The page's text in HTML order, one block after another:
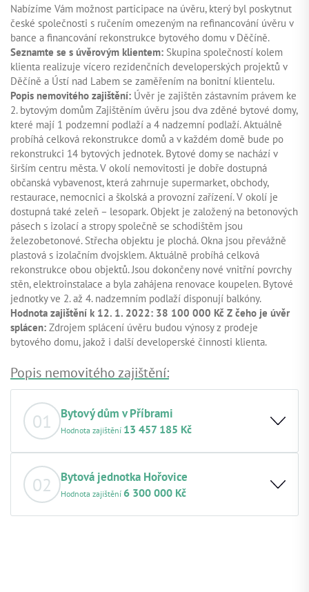
Nabízíme Vám možnost participace na úvěru, který byl poskytnut
české společnosti s ručením omezeným na refinancování úvěru v
bance a financování rekonstrukce bytového domu v Děčíně.
Seznamte se s úvěrovým klientem: Skupina společností kolem
klienta realizuje vícero rezidenčních developerských projektů v
Děčíně a Ústí nad Labem se zaměřením na bonitní klientelu.
Popis nemovitého zajištění: Úvěr je zajištěn zástavním právem ke
2. bytovým domům Zajištěním úvěru jsou dva zděné bytové domy,
které mají 1 podzemní podlaží a 4 nadzemní podlaží. Aktuálně
probíhá celková rekonstrukce domů a v každém domě bude po
rekonstrukci 14 bytových jednotek. Bytové domy se nachází v
širším centru města. V okolí nemovitosti je dobře dostupná
občanská vybavenost, která zahrnuje supermarket, obchody,
restaurace, nemocnici a školská a provozní zařízení. V okolí je
dostupná také zeleň – lesopark. Objekt je založený na betonových
pásech s izolací a stropy společně se schodištěm jsou
železobetonové. Střecha objektu je plochá. Okna jsou převážně
plastová s izolačním dvojsklem. Aktuálně probíhá celková
rekonstrukce obou objektů. Jsou dokončeny nové vnitřní povrchy
stěn, elektroinstalace a byla zahájena renovace koupelen. Bytové
jednotky ve 2. až 4. nadzemním podlaží disponují balkóny.
Hodnota zajištění k 12. 1. 2022: 38 100 000 Kč Z čeho je úvěr
splácen: Zdrojem splácení úvěru budou výnosy z prodeje
bytového domu, jakož i další developerské činnosti klienta.
Popis nemovitého zajištění:
01 Bytový dům v Příbrami
Hodnota zajištění 13 457 185 Kč
roku 1961, nacházející se v obytné části obce Příbram, v
blízkosti centra, je před rekonstrukcí. Zastavěná plocha
objektu činí 230 m², přičemž započitatelná plocha tří
podlaží dosahuje přibližně 317 m²a po rekonstrukci
02 Bytová jednotka Hořovice
Hodnota zajištění 6 300 000 Kč